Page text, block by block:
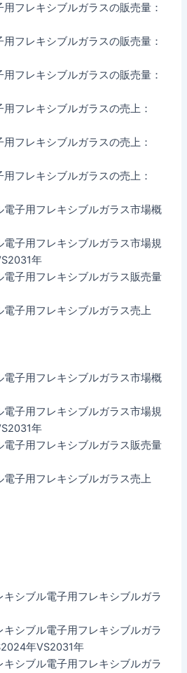
フレキシブルガラスの販売量：
フレキシブルガラスの販売量：
フレキシブルガラスの販売量：
フレキシブルガラスの売上：
フレキシブルガラスの売上：
フレキシブルガラスの売上：
子用フレキシブルガラス市場概
子用フレキシブルガラス市場規
年
子用フレキシブルガラス販売量
子用フレキシブルガラス売上
子用フレキシブルガラス市場概
子用フレキシブルガラス市場規
年
子用フレキシブルガラス販売量
子用フレキシブルガラス売上
シブル電子用フレキシブルガラ
シブル電子用フレキシブルガラ
年VS2031年
シブル電子用フレキシブルガラ